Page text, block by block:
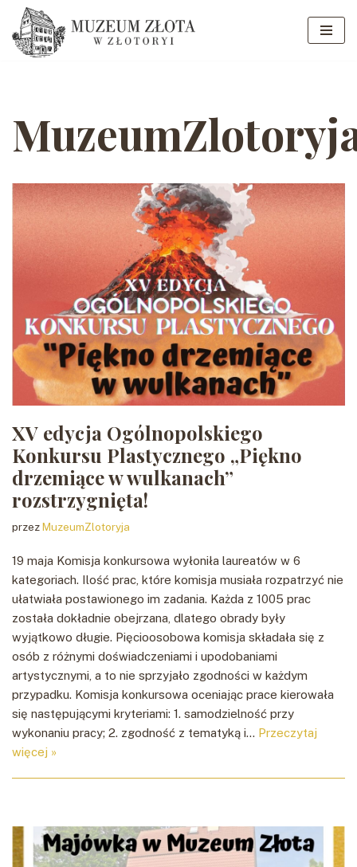
Przejdź
XV edycja Ogólnopolskiego
Konkursu Plastycznego „Piękno
drzemiące w wulkanach”
rozstrzygnięta!
przezMuzeumZlotoryja
19 maja Komisja konkursowa wyłoniła laureatów w 6
kategoriach. Ilość prac, które komisja musiała rozpatrzyć nie
ułatwiała postawionego im zadania. Każda z 1005 prac
została dokładnie obejrzana, dlatego obrady były
wyjątkowo długie. Pięcioosobowa komisja składała się z
osób z różnymi doświadczeniami i upodobaniami
artystycznymi, a to nie sprzyjało zgodności w każdym
przypadku. Komisja konkursowa oceniając prace kierowała
się następującymi kryteriami: 1. samodzielność przy
wykonaniu pracy; 2. zgodność z tematyką i… Przeczytaj
więcej »